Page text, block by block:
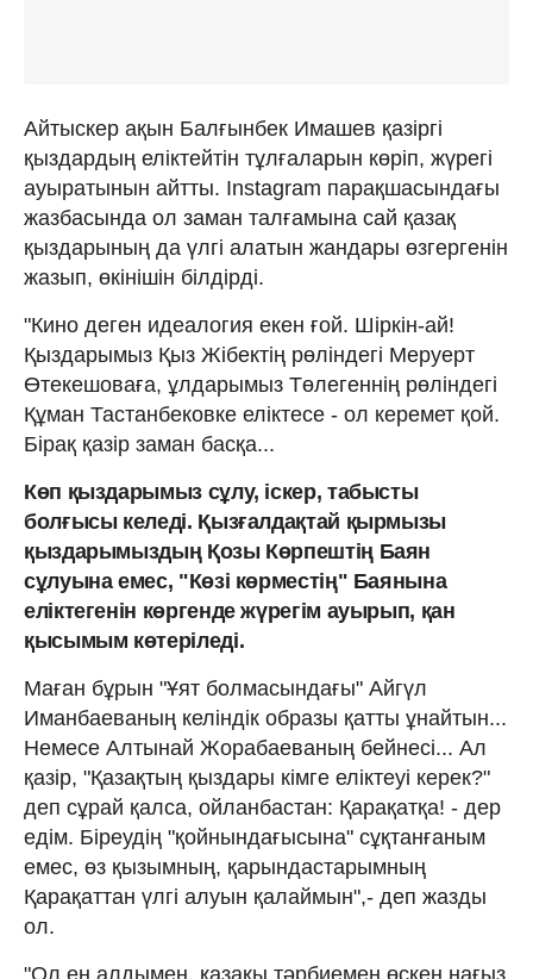
Айтыскер ақын Балғынбек Имашев қазіргі
қыздардың еліктейтін тұлғаларын көріп, жүрегі
ауыратынын айтты. Instagram парақшасындағы
жазбасында ол заман талғамына сай қазақ
қыздарының да үлгі алатын жандары өзгергенін
жазып, өкінішін білдірді.
"Кино деген идеалогия екен ғой. Шіркін-ай!
Қыздарымыз Қыз Жібектің рөліндегі Меруерт
Өтекешоваға, ұлдарымыз Төлегеннің рөліндегі
Құман Тастанбековке еліктесе - ол керемет қой.
Бірақ қазір заман басқа...
Көп қыздарымыз сұлу, іскер, табысты
болғысы келеді. Қызғалдақтай қырмызы
қыздарымыздың Қозы Көрпештің Баян
сұлуына емес, "Көзі көрместің" Баянына
еліктегенін көргенде жүрегім ауырып, қан
қысымым көтеріледі.
Маған бұрын "Ұят болмасындағы" Айгүл
Иманбаеваның келіндік образы қатты ұнайтын...
Немесе Алтынай Жорабаеваның бейнесі... Ал
қазір, "Қазақтың қыздары кімге еліктеуі керек?"
деп сұрай қалса, ойланбастан: Қарақатқа! - дер
едім. Біреудің "қойнындағысына" сұқтанғаным
емес, өз қызымның, қарындастарымның
Қарақаттан үлгі алуын қалаймын",- деп жазды
ол.
"Ол ең алдымен, қазақы тәрбиемен өскен нағыз